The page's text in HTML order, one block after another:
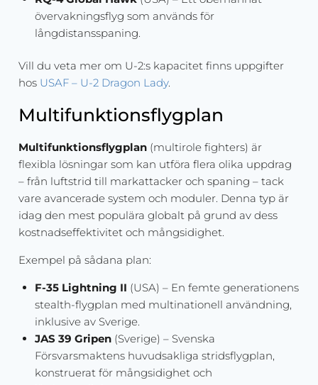
övervakningsflyg som används för
långdistansspaning.
Vill du veta mer om U-2:s kapacitet finns uppgifter
hos USAF – U-2 Dragon Lady.
Multifunktionsflygplan
Multifunktionsflygplan (multirole fighters) är
flexibla lösningar som kan utföra flera olika uppdrag
– från luftstrid till markattacker och spaning – tack
vare avancerade system och moduler. Denna typ är
idag den mest populära globalt på grund av dess
kostnadseffektivitet och mångsidighet.
Exempel på sådana plan:
F-35 Lightning II (USA) – En femte generationens
stealth-flygplan med multinationell användning,
inklusive av Sverige.
JAS 39 Gripen(Sverige) – Svenska
Försvarsmaktens huvudsakliga stridsflygplan,
konstruerat för mångsidighet och